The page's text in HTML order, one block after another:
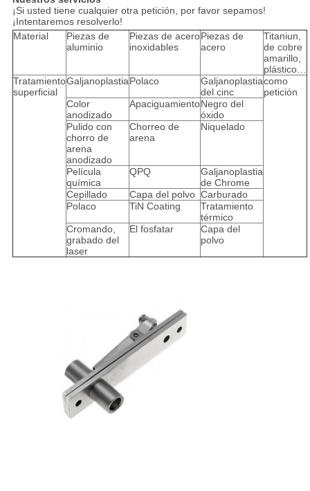
¡Si usted tiene cualquier otra petición, por favor sepamos!
¡Intentaremos resolverlo!
Material
Piezas de
aluminio
Piezas de acero
inoxidables
Piezas de
acero
Titaniun,
de cobre
amarillo,
plástico…
Tratamiento
superficial
GaljanoplastiaPolaco
Galjanoplastia
del cinc
como
petición
Color
anodizado
ApaciguamientoNegro del
óxido
Pulido con
chorro de
arena
anodizado
Chorreo de
arena
Niquelado
Película
química
QPQ
Galjanoplastia
de Chrome
Cepillado
Capa del polvo Carburado
Polaco
TiN Coating
Tratamiento
térmico
Cromando,
grabado del
laser
El fosfatar
Capa del
polvo